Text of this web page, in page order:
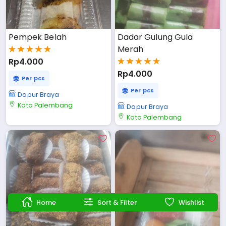
Pempek Belah
Rp4.000
Per pcs
Dapur Braya
Kota Palembang
Dadar Gulung Gula
Merah
Rp4.000
Per pcs
Dapur Braya
Kota Palembang
Home Sort & Filter Wishlist